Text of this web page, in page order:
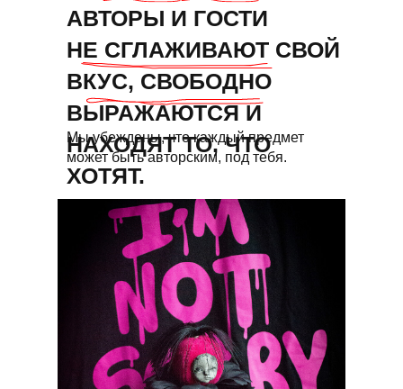
АВТОРЫ И ГОСТИ
НЕ СГЛАЖИВАЮТ СВОЙ
ВКУС, СВОБОДНО
ВЫРАЖАЮТСЯ И
НАХОДЯТ ТО, ЧТО
ХОТЯТ.
Мы убеждены, что каждый предмет
может быть авторским, под тебя.